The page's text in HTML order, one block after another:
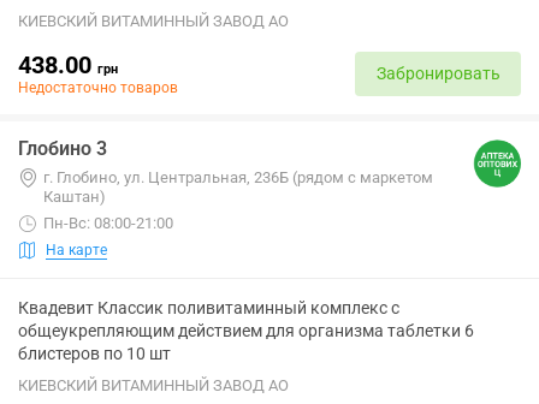
КИЕВСКИЙ ВИТАМИННЫЙ ЗАВОД АО
438.00 грн
Недостаточно товаров
Забронировать
Глобино 3
г. Глобино, ул. Центральная, 236Б (рядом с маркетом
Каштан)
Пн-Вс: 08:00-21:00
На карте
Квадевит Классик поливитаминный комплекс с
общеукрепляющим действием для организма таблетки 6
блистеров по 10 шт
КИЕВСКИЙ ВИТАМИННЫЙ ЗАВОД АО